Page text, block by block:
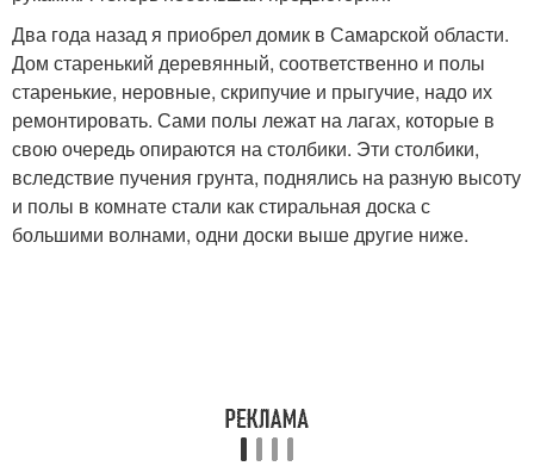
Два года назад я приобрел домик в Самарской области.
Дом старенький деревянный, соответственно и полы
старенькие, неровные, скрипучие и прыгучие, надо их
ремонтировать. Сами полы лежат на лагах, которые в
свою очередь опираются на столбики. Эти столбики,
вследствие пучения грунта, поднялись на разную высоту
и полы в комнате стали как стиральная доска с
большими волнами, одни доски выше другие ниже.